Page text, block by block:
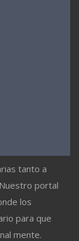
tanto a
portal
los
para que
mente.